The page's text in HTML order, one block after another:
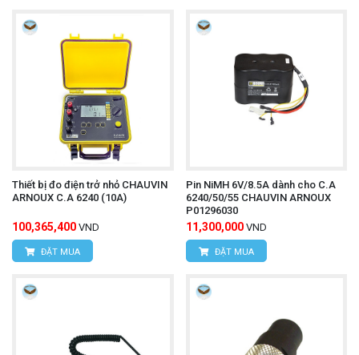
Thiết bị đo điện trở nhỏ CHAUVIN
ARNOUX C.A 6240 (10A)
100,365,400 VND
ĐẶT MUA
Pin NiMH 6V/8.5A dành cho C.A
6240/50/55 CHAUVIN ARNOUX
P01296030
11,300,000 VND
ĐẶT MUA